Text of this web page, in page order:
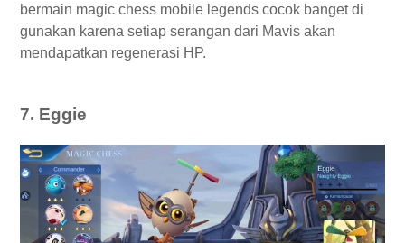
bermain magic chess mobile legends cocok banget di
gunakan karena setiap serangan dari Mavis akan
mendapatkan regenerasi HP.
7. Eggie